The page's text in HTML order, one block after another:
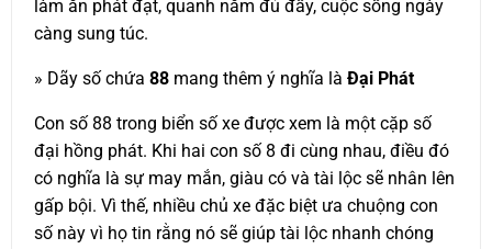
làm ăn phát đạt, quanh năm đủ đầy, cuộc sống ngày
càng sung túc.
» Dãy số chứa 88 mang thêm ý nghĩa là Đại Phát
Con số 88 trong biển số xe được xem là một cặp số
đại hồng phát. Khi hai con số 8 đi cùng nhau, điều đó
có nghĩa là sự may mắn, giàu có và tài lộc sẽ nhân lên
gấp bội. Vì thế, nhiều chủ xe đặc biệt ưa chuộng con
số này vì họ tin rằng nó sẽ giúp tài lộc nhanh chóng